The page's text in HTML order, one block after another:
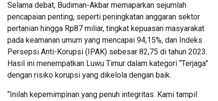
Selama debat, Budiman-Akbar memaparkan sejumlah
pencapaian penting, seperti peningkatan anggaran sektor
pertanian hingga Rp87 miliar, tingkat kepuasan masyarakat
pada keamanan umum yang mencapai 94,15%, dan Indeks
Persepsi Anti-Korupsi (IPAK) sebesar 82,75 di tahun 2023.
Hasil ini menempatkan Luwu Timur dalam kategori “Terjaga”
dengan risiko korupsi yang dikelola dengan baik.
“Inilah kepemimpinan yang penuh integritas. Kami tampil